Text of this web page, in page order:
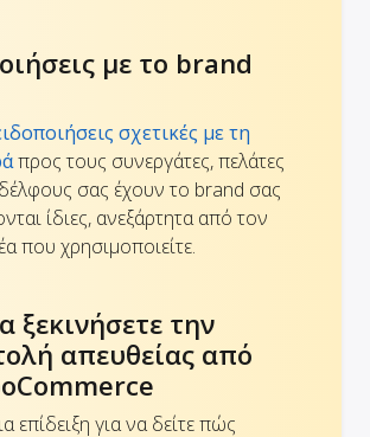
με το brand
σχετικές με τη
προς τους συνεργάτες, πελάτες
σας έχουν το brand σας
ίδιες, ανεξάρτητα από τον
που χρησιμοποιείτε.
ξεκινήσετε την
απευθείας από
επίδειξη για να δείτε πώς